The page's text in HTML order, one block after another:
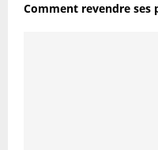
Comment revendre ses